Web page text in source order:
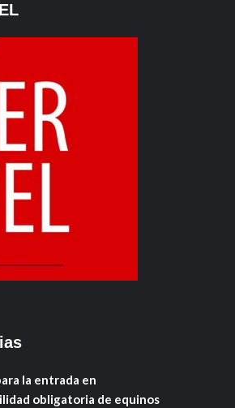
la entrada en
obligatoria de equinos